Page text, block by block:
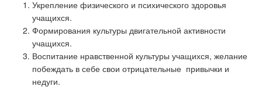
Укрепление физического и психического здоровья
учащихся.
Формирования культуры двигательной активности
учащихся.
Воспитание нравственной культуры учащихся, желание
побеждать в себе свои отрицательные привычки и
недуги.